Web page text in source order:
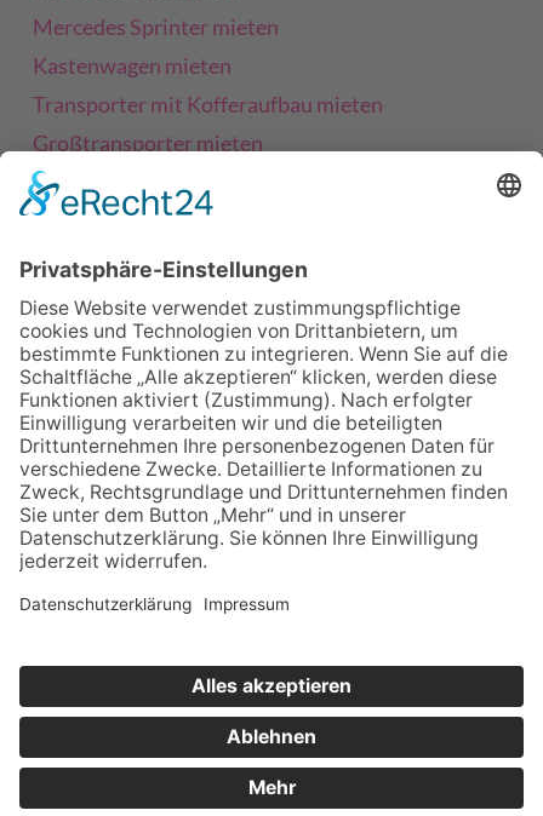
Mercedes Sprinter mieten
Kastenwagen mieten
Transporter mit Kofferaufbau mieten
Großtransporter mieten
Kleintransporter mieten
Kleinbus mieten
Umzugswagen in der Nähe
Umzugswagen Magdeburg
Umzugswagen Halle
Kontakt
Impressum
Datenschutzerklärung
© Alis Autovermietung und Umzüge